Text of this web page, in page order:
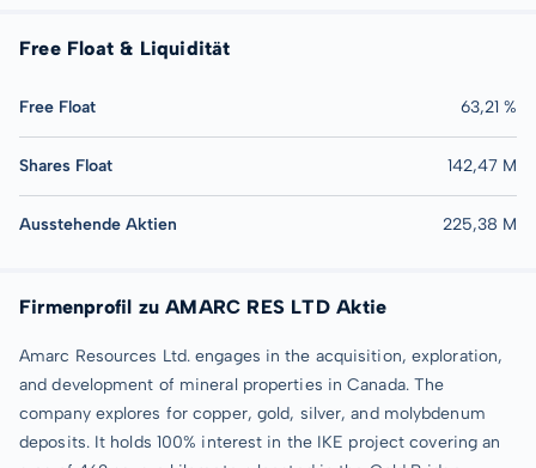
Free Float & Liquidität
Free Float 63,21 %
Shares Float 142,47 M
Ausstehende Aktien 225,38 M
Firmenprofil zu AMARC RES LTD Aktie
Amarc Resources Ltd. engages in the acquisition, exploration,
and development of mineral properties in Canada. The
company explores for copper, gold, silver, and molybdenum
deposits. It holds 100% interest in the IKE project covering an